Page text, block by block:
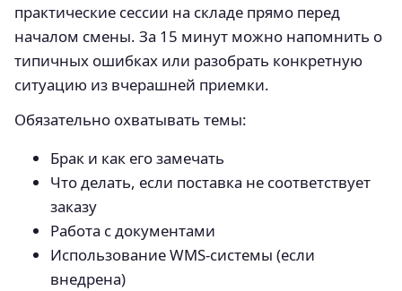
практические сессии на складе прямо перед
началом смены. За 15 минут можно напомнить о
типичных ошибках или разобрать конкретную
ситуацию из вчерашней приемки.
Обязательно охватывать темы:
Брак и как его замечать
Что делать, если поставка не соответствует
заказу
Работа с документами
Использование WMS-системы (если
внедрена)